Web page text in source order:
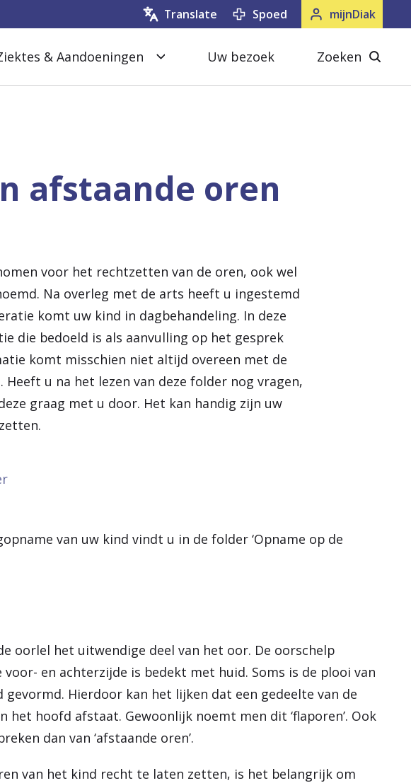
& Aandoeningen Uw bezoek
Zoeken
mijnDiak
Spoed
Translate
afstaande oren
voor het rechtzetten van de oren, ook wel
Na overleg met de arts heeft u ingestemd
komt uw kind in dagbehandeling. In deze
die bedoeld is als aanvulling op het gesprek
komt misschien niet altijd overeen met de
u na het lezen van deze folder nog vragen,
graag met u door. Het kan handig zijn uw
van uw kind vindt u in de folder ‘Opname op de
oorlel het uitwendige deel van het oor. De oorschelp
en achterzijde is bedekt met huid. Soms is de plooi van
Hierdoor kan het lijken dat een gedeelte van de
hoofd afstaat. Gewoonlijk noemt men dit ‘flaporen’. Ook
dan van ‘afstaande oren’.
van het kind recht te laten zetten, is het belangrijk om